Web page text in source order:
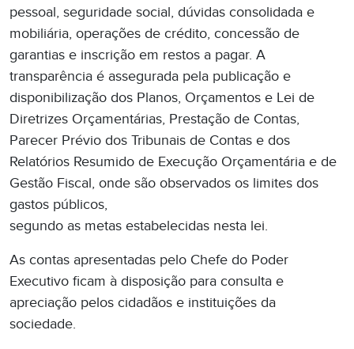
pessoal, seguridade social, dú­vidas consolidada e
mobiliária, operações de crédito, concessão de
garantias e inscrição em restos a pagar. A
transparência é assegurada pela publicação e
disponibilização dos Planos, Orçamentos e Lei de
Diretrizes Orçamentárias, Prestação de Contas,
Parecer Prévio dos Tribunais de Contas e dos
Relatórios Resumido de Execução Orçamentária e de
Gestão Fiscal, onde são observados os limites dos
gastos públicos,
segundo as metas estabelecidas nesta lei.
As contas apresentadas pelo Chefe do Poder
Executivo ficam à disposição para consulta e
apreciação pelos cidadãos e instituições da
sociedade.